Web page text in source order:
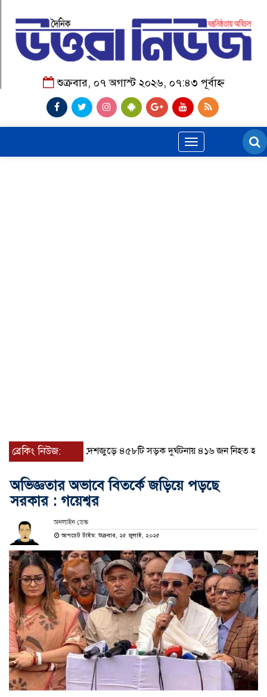
শুক্রবার, ০৭ অগাস্ট ২০২৬, ০৭:৪৩ পূর্বাহ্ন
Toggle
navigation
ব্রেকিং নিউজ:
জুলাইয়ে দেশজুড়ে ৪৫৮টি সড়ক দুর্ঘটনায় ৪১৬ জন নিহত হয়েছেন
অভিজ্ঞতার অভাবে বিতর্কে জড়িয়ে পড়ছে
সরকার : গয়েশ্বর
অনলাইন ডেস্ক
আপডেট টাইম: শুক্রবার, ২৫ জুলাই, ২০২৫